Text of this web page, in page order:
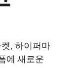
, 하이퍼마
에 새로운